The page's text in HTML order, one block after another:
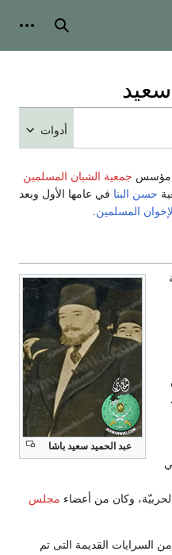
بحث
أدوات
مؤسس جمعية الشبان المسلمين
حسن البنا في عامها الأول وبعد
المسلمين
عبد الحميد سعيد باشا
وكان من أعضاء مجلس
السرايات القديمة التى تم